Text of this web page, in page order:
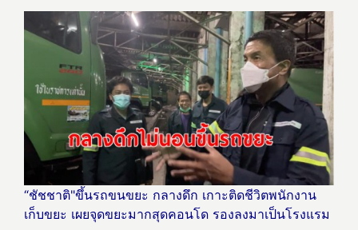
“ชัชชาติ"ขึ้นรถขนขยะ กลางดึก เกาะติดชีวิตพนักงาน
เก็บขยะ เผยจุดขยะมากสุดคอนโด รองลงมาเป็นโรงแรม